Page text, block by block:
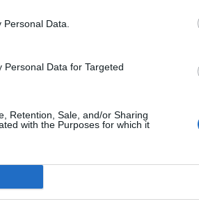
Data.
Data for Targeted
Retention, Sale, and/or Sharing
with the Purposes for which it
την Αστυνομική
Πυροσβεστικό
της ασφάλειας κατά